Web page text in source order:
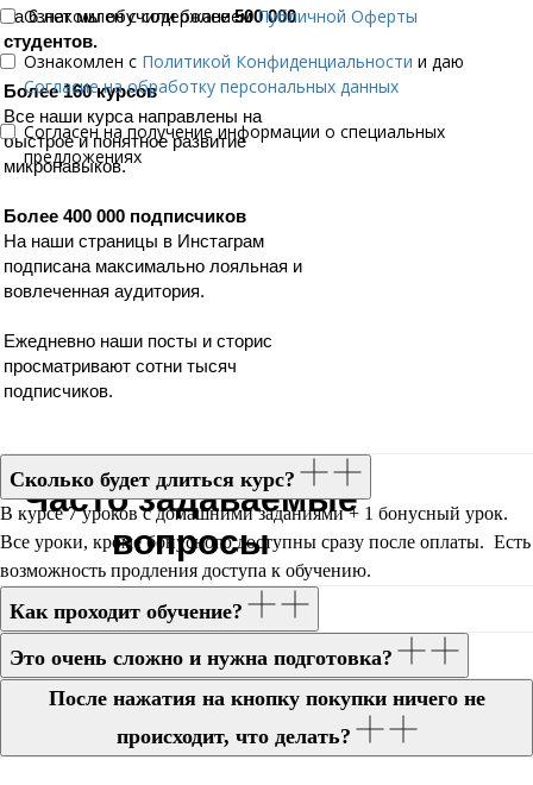
За 6 лет мы обучили более500 000
студентов.
Более 160 курсов
Все наши курса направлены на
быстрое и понятное развитие
микронавыков.
Более 400 000 подписчиков
На наши страницы в Инстаграм
подписана максимально лояльная и
вовлеченная аудитория.
Ежедневно наши посты и сторис
просматривают сотни тысяч
подписчиков.
Ознакомлен с содержаниемПубличной Оферты
Ознакомлен с Политикой Конфиденциальности и даю
Согласие на обработку персональных данных
Согласен на получение информации о специальных
предложениях
Часто задаваемые
вопросы
Сколько будет длиться курс?
В курсе 7 уроков с домашними заданиями + 1 бонусный урок.
Все уроки, кроме бонусного доступны сразу после оплаты. Есть
возможность продления доступа к обучению.
Как проходит обучение?
Это очень сложно и нужна подготовка?
После нажатия на кнопку покупки ничего не
происходит, что делать?